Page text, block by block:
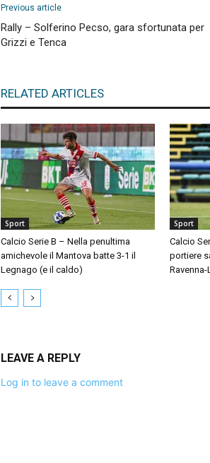
Previous article
Rally – Solferino Pecso, gara sfortunata per
Grizzi e Tenca
RELATED ARTICLES
Sport
Calcio Serie B – Nella penultima
amichevole il Mantova batte 3-1 il
Legnago (e il caldo)
Sport
Calcio
portiere
LEAVE A REPLY
Log in to leave a comment